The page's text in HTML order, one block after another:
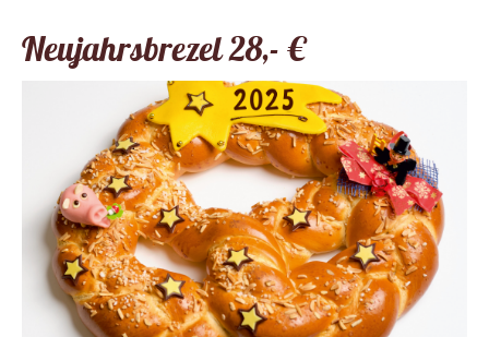
Neujahrsbrezel 28,- €